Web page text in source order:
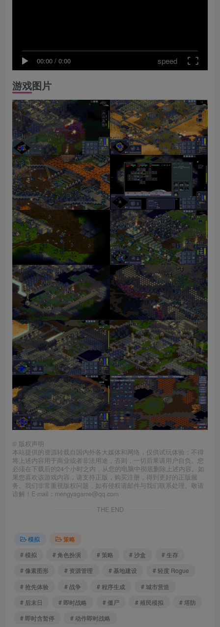
00:00 / 0:00 speed
游戏图片
© 版权声明
本站提供的资源转载自国内外各大媒体和网络，仅供试玩体验；不得
将上述内容用于商业或者非法用途，否则，一切后果请用户自负。您
必须在下载后的24个小时之内，从您的电脑中彻底删除上述内容。如
果您喜欢该游戏内容，请支持正版，购买注册，得到更好的正版服
务。我们非常重视版权问题，如有侵权请邮件与我们联系处理。敬请
谅解！E-mail：mengyagame@qq.com
THE END
模拟
策略
# 模拟
# 角色扮演 # 策略 # 沙盒
# 生存
# 像素图形
# 资源管理 # 基地建设
# 轻度 Rogue
# 抢先体验
# 战争 # 程序生成
# 城市营造
# 后末日
# 即时战略 # 僵尸 # 殖民模拟
# 塔防
# 即时含暂停
# 动作即时战略